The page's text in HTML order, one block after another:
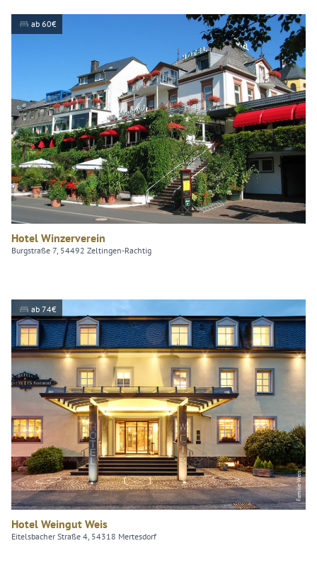
ab 60€
Hotel Winzerverein
Burgstraße 7, 54492 Zeltingen-Rachtig
Familie Weis
ab 74€
Hotel Weingut Weis
Eitelsbacher Straße 4, 54318 Mertesdorf